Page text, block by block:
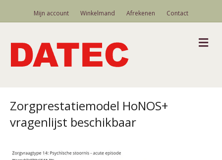
Mijn account Winkelmand Afrekenen Contact
Zorgprestatiemodel HoNOS+
vragenlijst beschikbaar